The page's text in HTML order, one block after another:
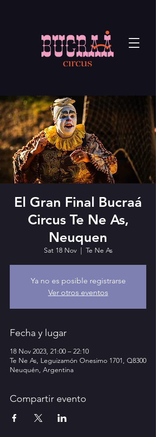
El Gran Final Bucraá
Circus Te Ne As,
Neuquen
Sat 18 Nov
  |
Te Ne As
Ya no es posible registrarse
Ver otros eventos
Fecha y lugar
18 Nov 2023, 21:00 – 22:10
Te Ne As, Leguizamón Onesimo 1701, Q8300
Neuquén, Argentina
Compartir evento